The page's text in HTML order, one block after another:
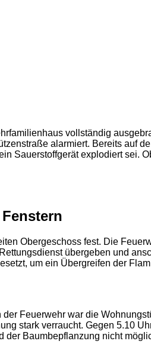
vollständig
alarmiert. Bereits auf
Sauerstoffgerät explodiert sei.
Obergeschoss fest. Die
übergeben und
um ein Übergreifen der
Feuerwehr war die
stark verraucht. Gegen 5.10
der Baumbepflanzung nicht